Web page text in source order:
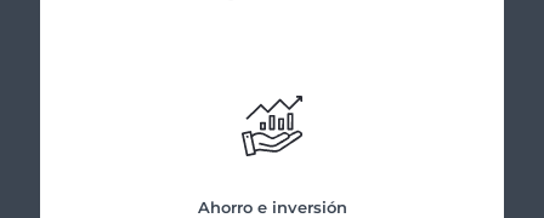
Ahorro e inversión